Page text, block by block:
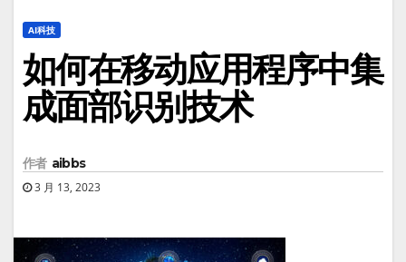
AI科技
如何在移动应用程序中集
成面部识别技术
作者 aibbs
3 月 13, 2023